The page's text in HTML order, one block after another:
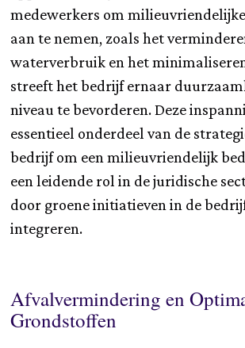
medewerkers om
aan te nemen, zoals het
waterverbruik en het
streeft het bedrijf ernaar
niveau te bevorderen. Deze
essentieel onderdeel van de
bedrijf om een milieuvriendelijk
een leidende rol in de juridische
door groene initiatieven in de
integreren.
Afvalvermindering en
Grondstoffen